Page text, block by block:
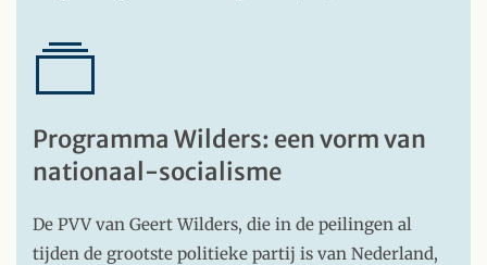
Programma Wilders: een vorm van
nationaal-socialisme
De PVV van Geert Wilders, die in de peilingen al
tijden de grootste politieke partij is van Nederland,